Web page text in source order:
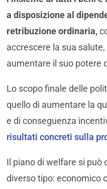
a disposizione al
retribuzione ordinaria,
accrescere la sua
aumentare il suo potere
Lo scopo finale delle
quello di aumentare la
e di conseguenza
risultati concreti sulla
Il piano di welfare si può
diverso tipo: economico